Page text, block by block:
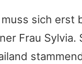
sich erst
Frau Sylvia.